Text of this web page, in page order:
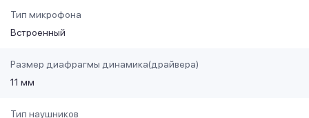
Тип микрофона
Встроенный
Размер диафрагмы динамика(драйвера)
11 мм
Тип наушников